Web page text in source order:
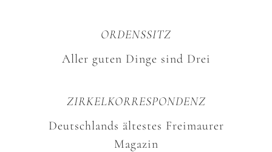
ORDENSSITZ
Aller guten Dinge sind Drei
ZIRKELKORRESPONDENZ
Deutschlands ältestes Freimaurer
Magazin